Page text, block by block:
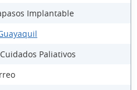
Implantable
Paliativos